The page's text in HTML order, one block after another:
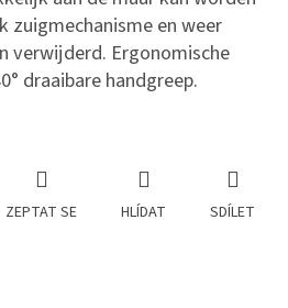
zuigmechanisme en weer
verwijderd. Ergonomische
draaibare handgreep.
ZEPTAT SE HLÍDAT SDÍLET